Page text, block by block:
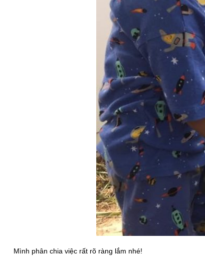
Mình phân chia việc rất rõ ràng lắm nhé!